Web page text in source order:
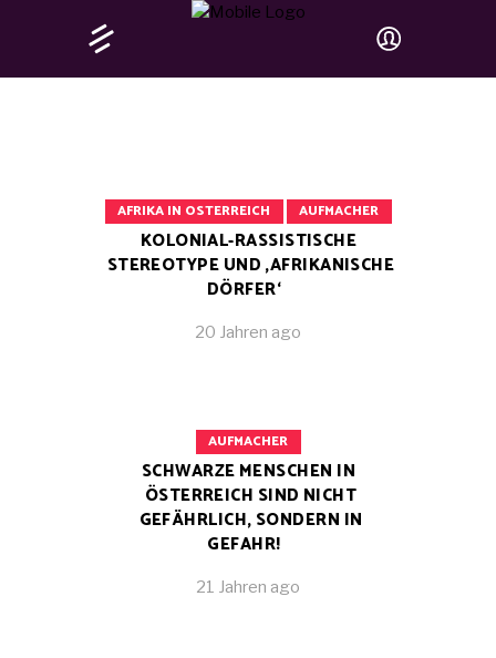
AFRIKA IN OSTERREICH AUFMACHER
KOLONIAL-RASSISTISCHE
STEREOTYPE UND ‚AFRIKANISCHE
DÖRFER‘
20 Jahren ago
AUFMACHER
SCHWARZE MENSCHEN IN
ÖSTERREICH SIND NICHT
GEFÄHRLICH, SONDERN IN
GEFAHR!
21 Jahren ago